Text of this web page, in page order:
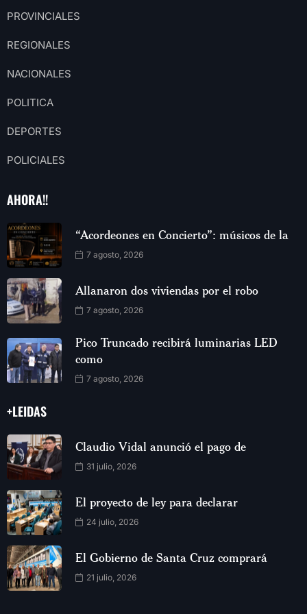
PROVINCIALES
REGIONALES
NACIONALES
POLITICA
DEPORTES
POLICIALES
AHORA!!
“Acordeones en Concierto”: músicos de la
7 agosto, 2026
Allanaron dos viviendas por el robo
7 agosto, 2026
Pico Truncado recibirá luminarias LED
como
7 agosto, 2026
+LEIDAS
Claudio Vidal anunció el pago de
31 julio, 2026
El proyecto de ley para declarar
24 julio, 2026
El Gobierno de Santa Cruz comprará
21 julio, 2026